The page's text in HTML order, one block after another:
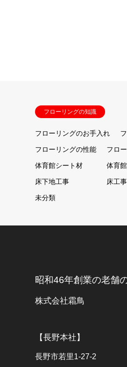
フローリングの知識
フローリングのお手入れ
フローリングの性能 フロ
体育館シート材 体育
床下地工事 床工事
未分類
昭和46年創業の老舗
株式会社霜鳥
【長野本社】
長野市若里1-27-2